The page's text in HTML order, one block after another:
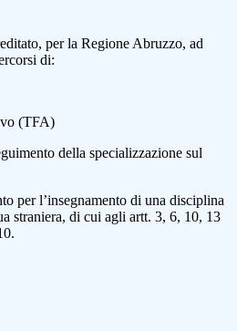
per la Regione Abruzzo, ad
di:
(TFA)
della specializzazione sul
per l’insegnamento di una disciplina
straniera, di cui agli artt. 3, 6, 10, 13